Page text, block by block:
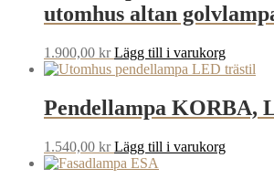
utomhus altan
1.900,00 kr Lägg till i varukorg
Pendellampa KORBA,
1.540,00 kr Lägg till i varukorg